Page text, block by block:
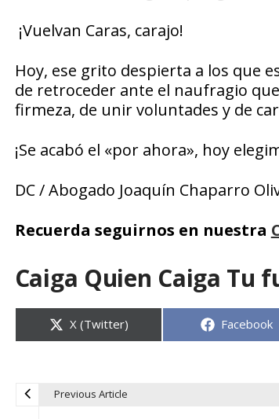
¡Vuelvan Caras, carajo!
Hoy, ese grito despierta a los que
de retroceder ante el naufragio
firmeza, de unir voluntades y de
¡Se acabó el «por ahora», hoy
DC / Abogado Joaquín Chaparro
Recuerda seguirnos en nuestra
Caiga Quien Caiga Tu
Compartir
en
X (Twitter) Compartir
Facebook
Previous Article